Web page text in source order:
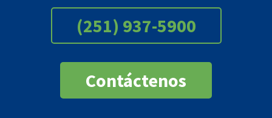
(251) 937-5900
Contáctenos